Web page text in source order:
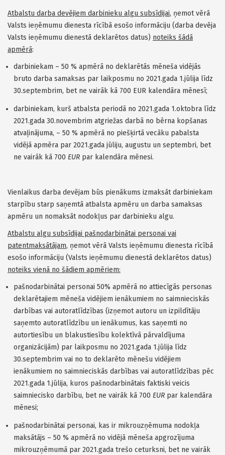
Atbalstu darba devējiem darbinieku algu subsīdijai, ņemot vērā
Valsts ieņēmumu dienesta rīcībā esošo informāciju (darba devēja
Valsts ieņēmumu dienestā deklarētos datus) noteiks šādā
apmērā:
darbiniekam – 50 % apmērā no deklarētās mēneša vidējās
bruto darba samaksas par laikposmu no 2021.gada 1.jūlija līdz
30.septembrim, bet ne vairāk kā 700 EUR kalendāra mēnesī;
darbiniekam, kurš atbalsta periodā no 2021.gada 1.oktobra līdz
2021.gada 30.novembrim atgriežas darbā no bērna kopšanas
atvaļinājuma, – 50 % apmērā no piešķirtā vecāku pabalsta
vidējā apmēra par 2021.gada jūliju, augustu un septembri, bet
ne vairāk kā 700 EUR par kalendāra mēnesi.
Vienlaikus darba devējam būs pienākums izmaksāt darbiniekam
starpību starp saņemtā atbalsta apmēru un darba samaksas
apmēru un nomaksāt nodokļus par darbinieku algu.
Atbalstu algu subsīdijai pašnodarbinātai personai vai
patentmaksātājam, ņemot vērā Valsts ieņēmumu dienesta rīcībā
esošo informāciju (Valsts ieņēmumu dienestā deklarētos datus)
noteiks vienā no šādiem apmēriem:
pašnodarbinātai personai 50% apmērā no attiecīgās personas
deklarētajiem mēneša vidējiem ienākumiem no saimnieciskās
darbības vai autoratlīdzības (izņemot autoru un izpildītāju
saņemto autoratlīdzību un ienākumus, kas saņemti no
autortiesību un blakustiesību kolektīvā pārvaldījuma
organizācijām) par laikposmu no 2021.gada 1.jūlija līdz
30.septembrim vai no to deklarēto mēnešu vidējiem
ienākumiem no saimnieciskās darbības vai autoratlīdzības pēc
2021.gada 1.jūlija, kuros pašnodarbinātais faktiski veicis
saimniecisko darbību, bet ne vairāk kā 700 EUR par kalendāra
mēnesi;
pašnodarbinātai personai, kas ir mikrouzņēmuma nodokļa
maksātājs – 50 % apmērā no vidējā mēneša apgrozījuma
mikrouzņēmumā par 2021.gada trešo ceturksni, bet ne vairāk